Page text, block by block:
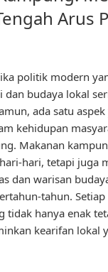
Arus
politik modern
dan budaya lokal
ada satu
kehidupan
Makanan
hari, tetapi juga
dan warisan
tahun.
tidak hanya enak
kearifan lokal